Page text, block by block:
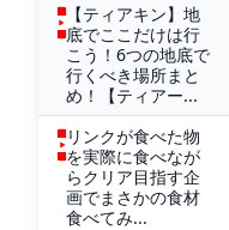
【ティアキン】地
底でここだけは行
こう！6つの地底で
行くべき場所まと
め！【ティアー...
リンクが食べた物
を実際に食べなが
らクリア目指す企
画でまさかの食材
食べてみ...